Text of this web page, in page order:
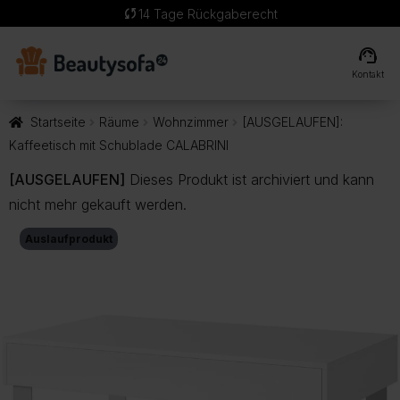
sync 14 Tage Rückgaberecht
support_agent
Kontakt
Startseite Räume Wohnzimmer
[AUSGELAUFEN]:
Kaffeetisch mit Schublade CALABRINI
[AUSGELAUFEN] Dieses Produkt ist archiviert und kann
nicht mehr gekauft werden.
Auslaufprodukt